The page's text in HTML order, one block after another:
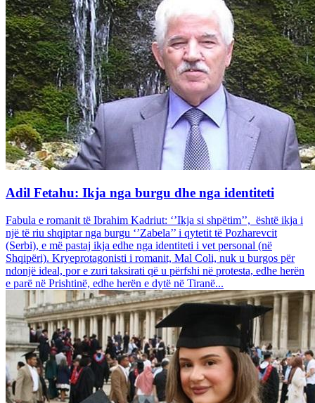
Adil Fetahu: Ikja nga burgu dhe nga identiteti
Fabula e romanit të Ibrahim Kadriut: ‘’Ikja si shpëtim’’, është ikja i
një të riu shqiptar nga burgu ‘’Zabela’’ i qytetit të Pozharevcit
(Serbi), e më pastaj ikja edhe nga identiteti i vet personal (në
Shqipëri). Kryeprotagonisti i romanit, Mal Coli, nuk u burgos për
ndonjë ideal, por e zuri taksirati që u përfshi në protesta, edhe herën
e parë në Prishtinë, edhe herën e dytë në Tiranë...